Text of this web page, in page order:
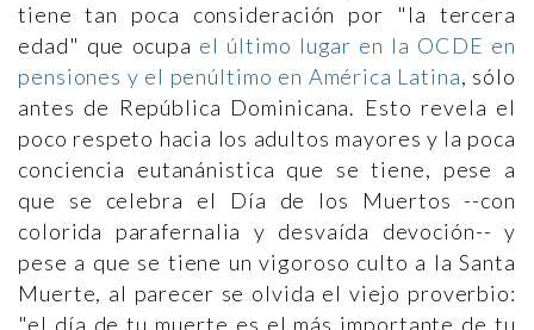
tiene tan poca consideración por "la tercera
edad" que ocupa el último lugar en la OCDE en
pensiones y el penúltimo en América Latina, sólo
antes de República Dominicana. Esto revela el
poco respeto hacia los adultos mayores y la poca
conciencia eutanánistica que se tiene, pese a
que se celebra el Día de los Muertos --con
colorida parafernalia y desvaída devoción-- y
pese a que se tiene un vigoroso culto a la Santa
Muerte, al parecer se olvida el viejo proverbio:
"el día de tu muerte es el más importante de tu